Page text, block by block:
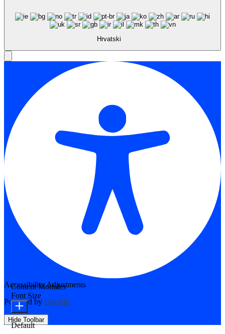
Hrvatski
Accessibility Adjustments
Powered by OneTap
Hide Toolbar
Content Modules
Font Size
Default